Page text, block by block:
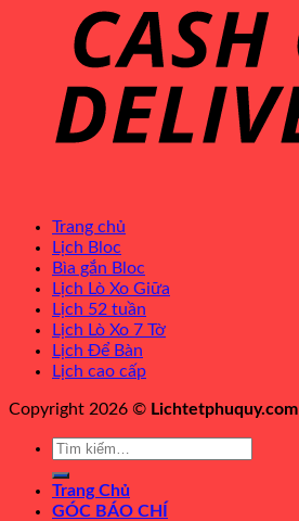
Trang chủ
Lịch Bloc
Bìa gắn Bloc
Lịch Lò Xo Giữa
Lịch 52 tuần
Lịch Lò Xo 7 Tờ
Lịch Để Bàn
Lịch cao cấp
Copyright 2026 © Lichtetphuquy.com
Tìm
Trang Chủ
GÓC BÁO CHÍ